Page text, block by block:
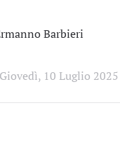
Barbieri
10 Luglio 2025